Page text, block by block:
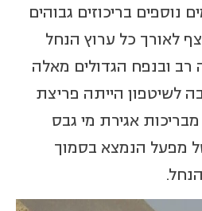
נוספים בריכוזים גבוהים
לאורך כל ערוץ הנחל
רב ובנפח הגדולים מאלה
לשיטפון הייתה פריצת
אגירת מי גבס
מפעל הנמצא בסמוך